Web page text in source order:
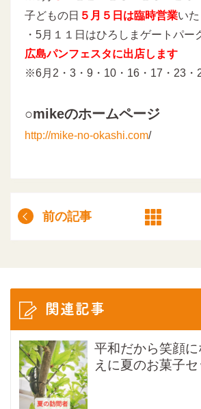
子どもの日 ５月５日は臨時営業い
・5月１１日はひろしまゲートパー
広島パンフェスタに出店します
※6月2・3・9・10・16・17・23・
○mikeのホームページ
http://mike-no-okashi.com/
前の記事
関連記事
平和だから笑顔
えに夏のお菓子